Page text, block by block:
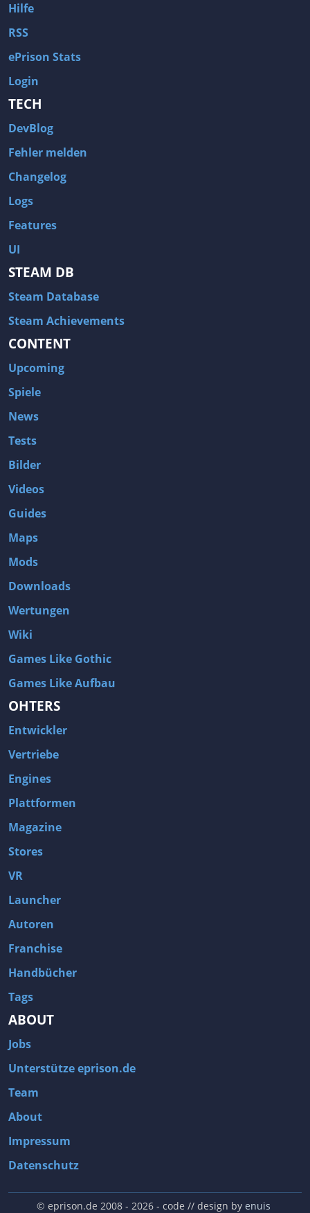
Hilfe
RSS
ePrison Stats
Login
TECH
DevBlog
Fehler melden
Changelog
Logs
Features
UI
STEAM DB
Steam Database
Steam Achievements
CONTENT
Upcoming
Spiele
News
Tests
Bilder
Videos
Guides
Maps
Mods
Downloads
Wertungen
Wiki
Games Like Gothic
Games Like Aufbau
OHTERS
Entwickler
Vertriebe
Engines
Plattformen
Magazine
Stores
VR
Launcher
Autoren
Franchise
Handbücher
Tags
ABOUT
Jobs
Unterstütze eprison.de
Team
About
Impressum
Datenschutz
© eprison.de 2008 - 2026- code // design by enuis